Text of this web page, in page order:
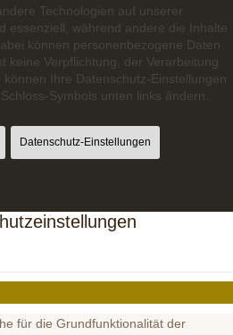
Technologien auf unserer
essenziell, während andere die Inhalte
können personenbezogene Daten
keine Verpflichtung, der Verarbeitung
Ihre Datenschutz-Einstellungen
Symbols unten links ändern.
Datenschutz-Einstellungen
für die Grundfunktionalität der